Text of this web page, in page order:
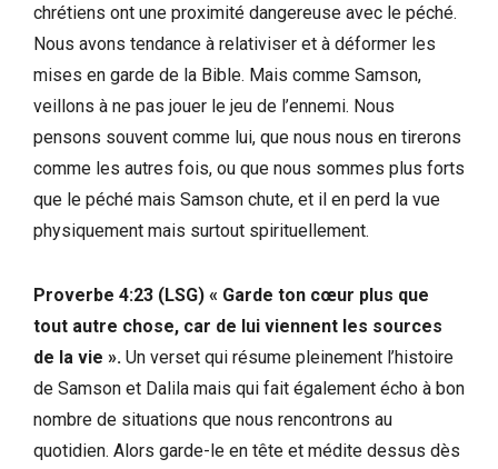
chrétiens ont une proximité dangereuse avec le péché.
Nous avons tendance à relativiser et à déformer les
mises en garde de la Bible. Mais comme Samson,
veillons à ne pas jouer le jeu de l’ennemi. Nous
pensons souvent comme lui, que nous nous en tirerons
comme les autres fois, ou que nous sommes plus forts
que le péché mais Samson chute, et il en perd la vue
physiquement mais surtout spirituellement.
Proverbe 4:23 (LSG) « Garde ton cœur plus que
tout autre chose, car de lui viennent les sources
de la vie ». Un verset qui résume pleinement l’histoire
de Samson et Dalila mais qui fait également écho à bon
nombre de situations que nous rencontrons au
quotidien. Alors garde-le en tête et médite dessus dès